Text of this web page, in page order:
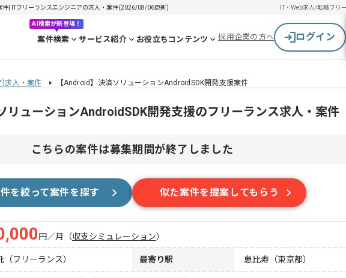
件| ITフリーランスエンジニアの求人・案件(2026/08/06更新) IT・Web求人/転職フリ
AI検索が新登場！
案件検索 サービス紹介 お役立ちコンテンツ 採用企業の方へ ログイン
)求人・案件 【Android】決済ソリューションAndroidSDK開発支援案件
リューションAndroidSDK開発支援のフリーランス求人・案件
こちらの案件は募集期間が終了しました
を絞って案件を探す 似た案件を提案してもらう
円／月 （収支シミュレーション）
（フリーランス） 最寄り駅 恵比寿（東京都）